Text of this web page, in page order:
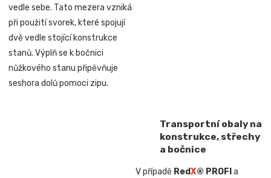
vedle sebe. Tato mezera vzniká
při použití svorek, které spojují
dvě vedle stojící konstrukce
stanů. Výplň se k bočnici
nůžkového stanu připěvňuje
seshora dolů pomoci zipu.
Transportní obaly na
konstrukce, střechy
a bočnice
V případě RedX® PROFI a